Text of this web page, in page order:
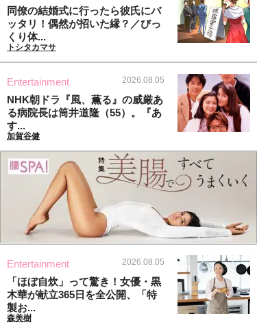
同僚の結婚式に行ったら彼氏にバ
ッタリ！偶然が招いた縁？／びっ
くり体...
トシタカマサ
Entertainment 2026.08.05
NHK朝ドラ『風、薫る』の威厳あ
る病院長は筒井道隆（55）。『あ
す...
加賀谷健
Entertainment 2026.08.05
「ほぼ自炊」って驚き！女優・黒
木華が献立365日を全公開、「特
製お...
森美樹